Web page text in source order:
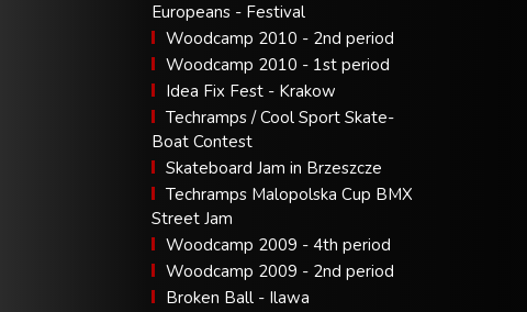
Europeans - Festival
Woodcamp 2010 - 2nd period
Woodcamp 2010 - 1st period
Idea Fix Fest - Krakow
Techramps / Cool Sport Skate-
Boat Contest
Skateboard Jam in Brzeszcze
Techramps Malopolska Cup BMX
Street Jam
Woodcamp 2009 - 4th period
Woodcamp 2009 - 2nd period
Broken Ball - Ilawa